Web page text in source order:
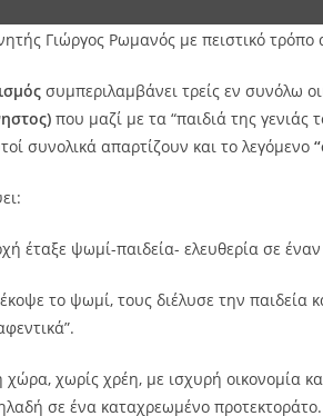
Γιώργος Ρωμανός με πειστικό
συμπεριλαμβάνει τρείς εν συνόλω
που μαζί με τα “παιδιά της
συνολικά απαρτίζουν και το λεγόμενο
έταξε ψωμί-παιδεία- ελευθερία σε έναν
το ψωμί, τους διέλυσε την παιδεία
χωρίς χρέη, με ισχυρή οικονομία
σε ένα καταχρεωμένο